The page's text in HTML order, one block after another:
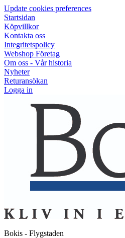
Update cookies preferences
Startsidan
Köpvillkor
Kontakta oss
Integritetspolicy
Webshop Företag
Om oss - Vår historia
Nyheter
Returansökan
Logga in
Bokis - Flygstaden